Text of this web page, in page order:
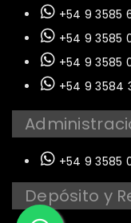
+54 9 3585
+54 9 3585
+54 9 3585
+54 9 3584
+54 9 3585
Depósito y